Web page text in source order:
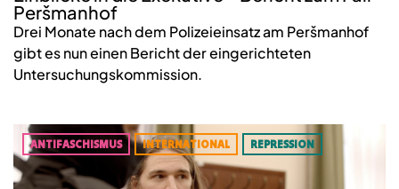
Peršmanhof
Drei Monate nach dem Polizeieinsatz am Peršmanhof
gibt es nun einen Bericht der eingerichteten
Untersuchungskommission.
ANTIFASCHISMUS INTERNATIONAL REPRESSION